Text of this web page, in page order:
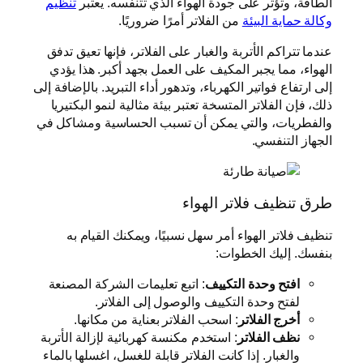
وكالة حماية البيئة من الفلاتر أمرًا ضروريًا.
عندما تتراكم الأتربة والغبار على الفلاتر، فإنها تعيق تدفق
الهواء، مما يجبر المكيف على العمل بجهد أكبر. هذا يؤدي
إلى ارتفاع فواتير الكهرباء، وتدهور أداء التبريد. بالإضافة إلى
ذلك، فإن الفلاتر المتسخة تعتبر بيئة مثالية لنمو البكتيريا
والفطريات، والتي يمكن أن تسبب الحساسية ومشاكل في
الجهاز التنفسي.
طرق تنظيف فلاتر الهواء
تنظيف فلاتر الهواء أمر سهل نسبيًا، ويمكنك القيام به
بنفسك. إليك الخطوات:
افتح وحدة التكييف: اتبع تعليمات الشركة المصنعة
لفتح وحدة التكييف والوصول إلى الفلاتر.
أخرج الفلاتر : اسحب الفلاتر بعناية من مكانها.
نظف الفلاتر : استخدم مكنسة كهربائية لإزالة الأتربة
والغبار. إذا كانت الفلاتر قابلة للغسل، اغسلها بالماء